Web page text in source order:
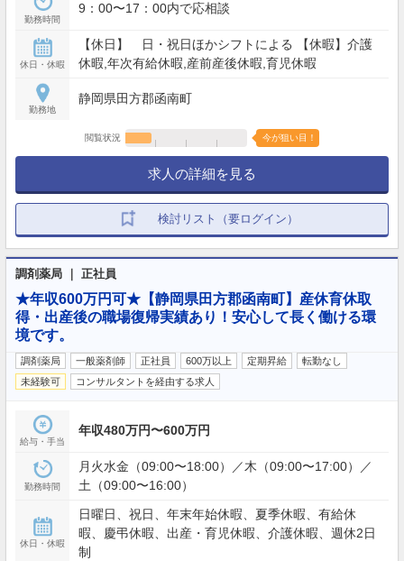
勤務時間
9：00〜17：00内で応相談
休日・休暇
【休日】 日・祝日ほかシフトによる 【休暇】介護
休暇,年次有給休暇,産前産後休暇,育児休暇
勤務地
静岡県田方郡函南町
閲覧状況 今が狙い目！
求人の詳細を見る
検討リスト（要ログイン）
調剤薬局 ｜ 正社員
★年収600万円可★【静岡県田方郡函南町】産休育休取
得・出産後の職場復帰実績あり！安心して長く働ける環
境です。
調剤薬局 一般薬剤師 正社員 600万以上 定期昇給
転勤なし
未経験可
コンサルタントを経由する求人
給与・手当
年収480万円〜600万円
勤務時間
月火水金（09:00〜18:00）／木（09:00〜17:00）／
土（09:00〜16:00）
休日・休暇
日曜日、祝日、年末年始休暇、夏季休暇、有給休
暇、慶弔休暇、出産・育児休暇、介護休暇、週休2日
制